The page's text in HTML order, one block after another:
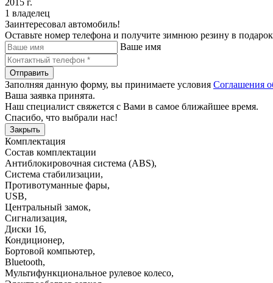
1 владелец
Заинтересовал автомобиль!
Оставьте номер телефона и получите зимнюю резину в
Ваше имя
Отправить
Заполняя данную форму, вы принимаете условия Соглашения
Ваша заявка принята.
Наш специалист свяжется с Вами в самое ближайшее время.
Спасибо, что выбрали нас!
Закрыть
Комплектация
Состав комплектации
Антиблокировочная система (ABS),
Система стабилизации,
Противотуманные фары,
USB,
Центральный замок,
Сигнализация,
Диски 16,
Кондиционер,
Бортовой компьютер,
Bluetooth,
Мультифункциональное рулевое колесо,